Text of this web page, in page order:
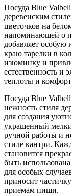
Посуда Blue
деревенским
цветочков на
напоминающей о
добавляет особую
краю тарелки в
изюминку и
естественность и
теплоты и
Посуда Blue
нежность стиля
для создания
украшенный
ручной работы и
стиле кантри.
становится
быть
для особых
приносит
приемам пищи.